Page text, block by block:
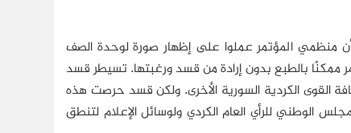
أن منظمي المؤتمر عملوا على إظهار صورة لوحدة الصف
ممكنًا بالطبع بدون إرادة من قسد ورغبتها. تسيطر قسد
الكردية السورية الأخرى. ولكن قسد حرصت هذه
الوطني للرأي العام الكردي ولوسائل الإعلام لتنطق